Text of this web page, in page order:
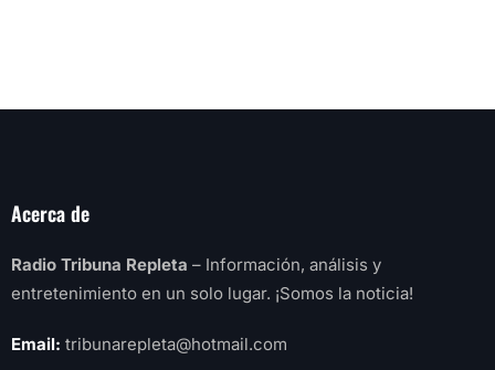
Acerca de
Radio Tribuna Repleta – Información, análisis y
entretenimiento en un solo lugar. ¡Somos la noticia!
Email: tribunarepleta@hotmail.com